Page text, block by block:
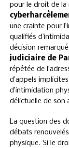
pour le droit de la
une crainte pour
qualifiés
décision
judiciaire de
répétée de
d’appels
d’intimidation
délictuelle de son
La question des
débats
physique. Si le